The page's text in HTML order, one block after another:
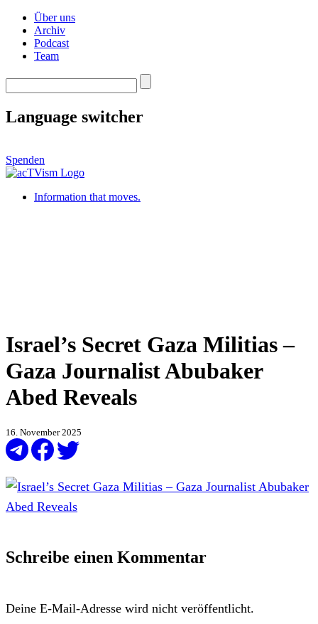
Über uns
Archiv
Podcast
Team
Language switcher
Spenden
Information that moves.
Israel’s Secret Gaza Militias –
Gaza Journalist Abubaker
Abed Reveals
16. November 2025
Schreibe einen Kommentar
Deine E-Mail-Adresse wird nicht veröffentlicht.